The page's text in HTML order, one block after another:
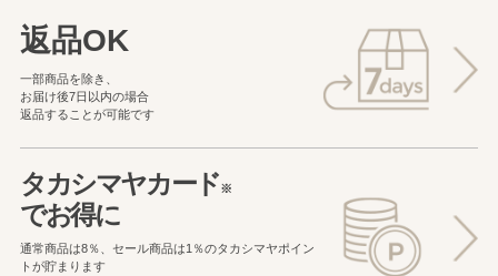
返品OK
一部商品を除き、
お届け後7日以内の場合
返品することが可能です
タカシマヤカード※
でお得に
通常商品は8％、セール商品は1％のタカシマヤポイン
トが貯まります